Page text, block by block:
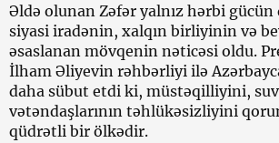
Əldə olunan Zəfər yalnız hərbi gücün
siyasi iradənin, xalqın birliyinin və
əsaslanan mövqenin nəticəsi oldu.
İlham Əliyevin rəhbərliyi ilə
daha sübut etdi ki, müstəqilliyini,
vətəndaşlarının təhlükəsizliyini
qüdrətli bir ölkədir.